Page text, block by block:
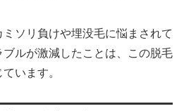
ソリ負けや埋没毛に悩まされて
ルが激減したことは、この脱毛
います。